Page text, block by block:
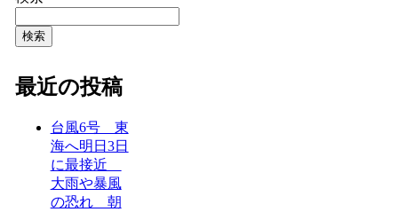
検索
最近の投稿
台風6号 東
海へ明日3日
に最接近
大雨や暴風
の恐れ 朝